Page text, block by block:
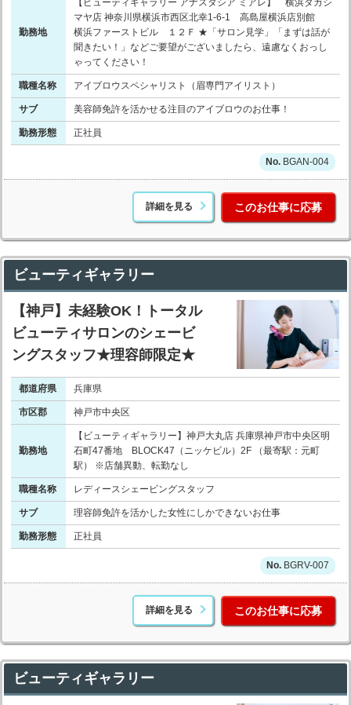
勤務地
【ビューティギャラリー アナスタシア ミアレ】 横浜タカシ
マヤ店 神奈川県横浜市西区北幸1-6-1 高島屋横浜店別館
横浜ファーストビル １２Ｆ ★「サロン見学」「まずは話が
聞きたい！」などご要望がございましたら、遠慮なくおっし
ゃってください！
職種名称 アイブロウスペシャリスト（眉専門アイリスト）
サブ 美容師免許を活かせる注目のアイブロウのお仕事！
勤務形態 正社員
BGAN-004
詳細を見る このお仕事に応募
ビューティギャラリー
【神戸】未経験OK！トータル
ビューティサロンのシェービ
ングスタッフ★理容師限定★
都道府県 兵庫県
市区郡 神戸市中央区
勤務地
【ビューティギャラリー】神戸大丸店 兵庫県神戸市中央区明
石町47番地 BLOCK47（ニッケビル）2F （最寄駅：元町
駅） ※店舗異動、転勤なし
職種名称 レディースシェービングスタッフ
サブ 理容師免許を活かした女性にしかできないお仕事
勤務形態 正社員
BGRV-007
詳細を見る このお仕事に応募
ビューティギャラリー